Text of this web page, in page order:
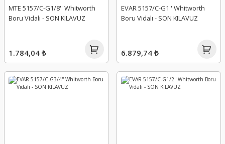
MTE 5157/C-G1/8'' Whitworth
Boru Vidalı - SON KILAVUZ
1.784,04 ₺
EVAR 5157/C-G1'' Whitworth
Boru Vidalı - SON KILAVUZ
6.879,74 ₺